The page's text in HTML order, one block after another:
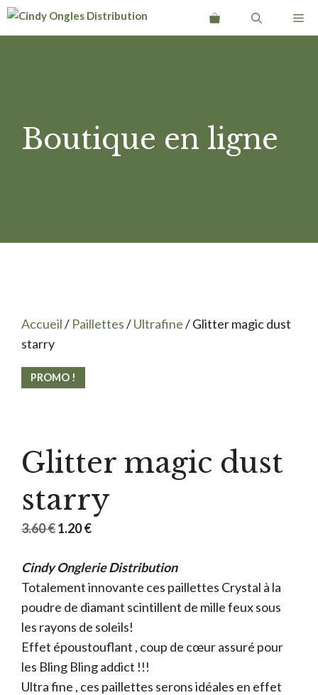
Aller
Boutique en ligne
Accueil/ Paillettes/Ultrafine/ Glitter magic dust
starry
PROMO !
Glitter magic dust
starry
3.60€Le
initial
était :
3.60 €.
1.20€Le
actuel
est :
1.20 €.
Cindy Onglerie Distribution
Totalement innovante ces paillettes Crystal à la
poudre de diamant scintillent de mille feux sous
les rayons de soleils!
Effet époustouflant , coup de cœur assuré pour
les Bling Bling addict !!!
Ultra fine , ces paillettes serons idéales en effet